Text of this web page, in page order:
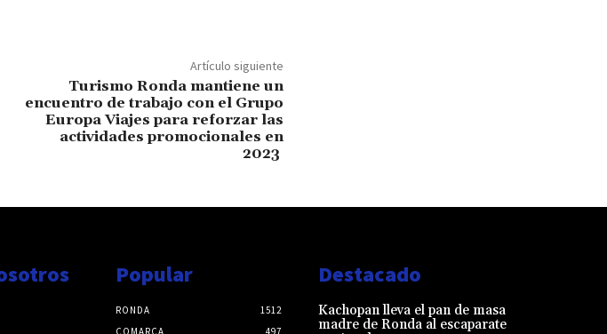
Artículo siguiente
Turismo Ronda mantiene un
encuentro de trabajo con el Grupo
Europa Viajes para reforzar las
actividades promocionales en
2023
Popular
RONDA
1512
COMARCA
497
Destacado
Kachopan lleva el pan de masa
madre de Ronda al escaparate